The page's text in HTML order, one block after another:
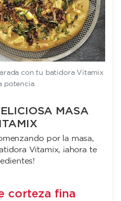
con tu batidora Vitamix
potencia
MASA
por la masa,
Vitamix, ¡ahora te
corteza fina